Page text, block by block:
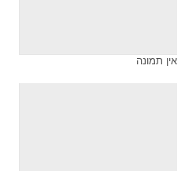
אין תמונה